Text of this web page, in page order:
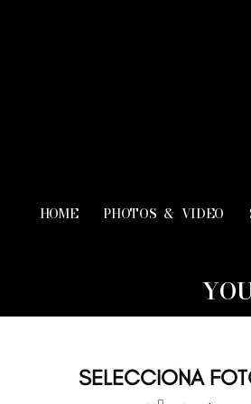
HOME PHOTOS & VIDEO
SELECCIONA